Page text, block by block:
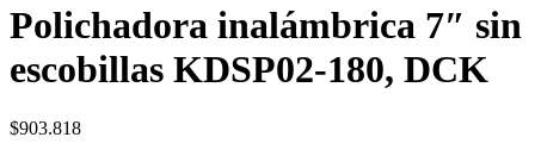
Polichadora inalámbrica 7″ sin
escobillas KDSP02-180, DCK
$903.818